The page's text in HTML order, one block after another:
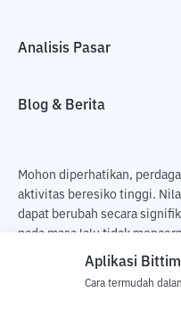
Analisis Pasar
Blog & Berita
Mohon diperhatikan,
aktivitas beresiko tinggi.
dapat berubah secara
pada masa lalu tidak
Terdapat risiko kehilangan
pengguna. PT Utama Aset
Aplikasi
Cara termudah